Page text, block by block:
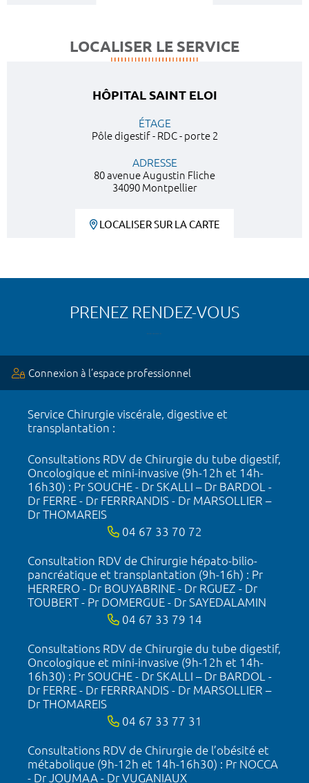
LOCALISER LE SERVICE
HÔPITAL SAINT ELOI
ÉTAGE
Pôle digestif - RDC - porte 2
ADRESSE
80 avenue Augustin Fliche
34090 Montpellier
LOCALISER SUR LA CARTE
PRENEZ RENDEZ-VOUS
Connexion à l’espace professionnel
Service Chirurgie viscérale, digestive et
transplantation :
Consultations RDV de Chirurgie du tube digestif,
Oncologique et mini-invasive (9h-12h et 14h-
16h30) : Pr SOUCHE - Dr SKALLI – Dr BARDOL -
Dr FERRE - Dr FERRRANDIS - Dr MARSOLLIER –
Dr THOMAREIS
04 67 33 70 72
Consultation RDV de Chirurgie hépato-bilio-
pancréatique et transplantation (9h-16h) : Pr
HERRERO - Dr BOUYABRINE - Dr RGUEZ - Dr
TOUBERT - Pr DOMERGUE - Dr SAYEDALAMIN
04 67 33 79 14
Consultations RDV de Chirurgie du tube digestif,
Oncologique et mini-invasive (9h-12h et 14h-
16h30) : Pr SOUCHE - Dr SKALLI – Dr BARDOL -
Dr FERRE - Dr FERRRANDIS - Dr MARSOLLIER –
Dr THOMAREIS
04 67 33 77 31
Consultations RDV de Chirurgie de l’obésité et
métabolique (9h-12h et 14h-16h30) : Pr NOCCA
- Dr JOUMAA - Dr VUGANIAUX